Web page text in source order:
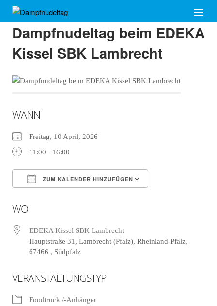
Skip
content
Home Menu
Dampfnudeltag beim EDEKA
Kissel SBK Lambrecht
WANN
Freitag, 10 April, 2026
11:00 - 16:00
ZUM KALENDER HINZUFÜGEN
WO
EDEKA Kissel SBK Lambrecht
Hauptstraße 31, Lambrecht (Pfalz), Rheinland-Pfalz,
67466 , Südpfalz
VERANSTALTUNGSTYP
Foodtruck /-Anhänger